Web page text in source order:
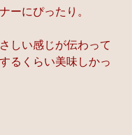
ーにぴったり。
しい感じが伝わって
るくらい美味しかっ